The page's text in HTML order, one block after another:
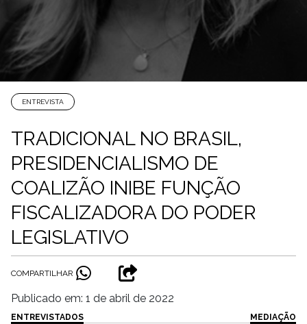
ENTREVISTA
TRADICIONAL NO BRASIL,
PRESIDENCIALISMO DE
COALIZÃO INIBE FUNÇÃO
FISCALIZADORA DO PODER
LEGISLATIVO
COMPARTILHAR
Publicado em: 1 de abril de 2022
ENTREVISTADOS MEDIAÇÃO